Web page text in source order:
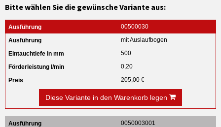
Bitte wählen Sie die gewünsche Variante aus:
00500030
mit Auslaufbogen
500
0,20
205,00 €
Diese Variante in den Warenkorb legen
0050003001